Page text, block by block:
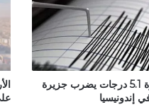
زلزال بقوة 5.1 درجات يضرب جزيرة
إندونيسيا